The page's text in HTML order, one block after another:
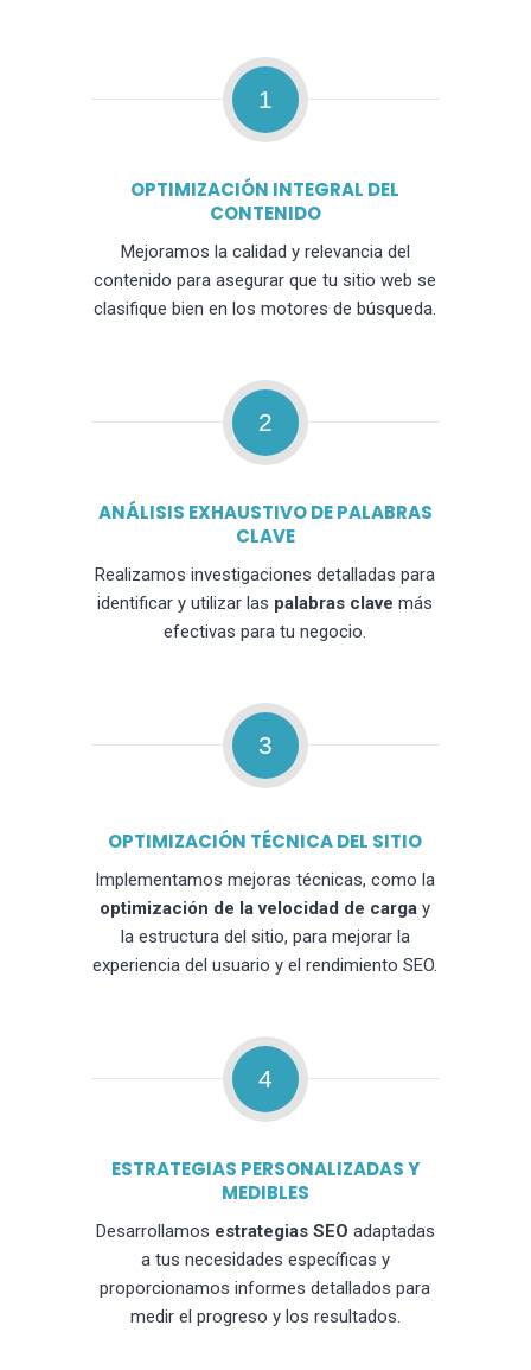
1
OPTIMIZACIÓN INTEGRAL DEL
CONTENIDO
Mejoramos la calidad y relevancia del
contenido para asegurar que tu sitio web se
clasifique bien en los motores de búsqueda.
2
ANÁLISIS EXHAUSTIVO DE PALABRAS
CLAVE
Realizamos investigaciones detalladas para
identificar y utilizar las palabras clave más
efectivas para tu negocio.
3
OPTIMIZACIÓN TÉCNICA DEL SITIO
Implementamos mejoras técnicas, como la
optimización de la velocidad de carga y
la estructura del sitio, para mejorar la
experiencia del usuario y el rendimiento SEO.
4
ESTRATEGIAS PERSONALIZADAS Y
MEDIBLES
Desarrollamos estrategias SEO adaptadas
a tus necesidades específicas y
proporcionamos informes detallados para
medir el progreso y los resultados.